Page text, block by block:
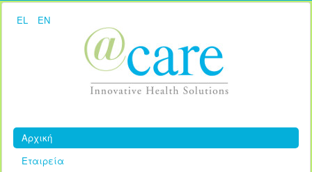
EL EN
Αρχική
Εταιρεία